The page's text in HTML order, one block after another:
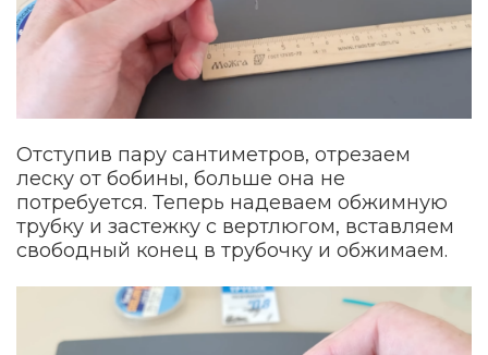
Отступив пару сантиметров, отрезаем
леску от бобины, больше она не
потребуется. Теперь надеваем обжимную
трубку и застежку с вертлюгом, вставляем
свободный конец в трубочку и обжимаем.